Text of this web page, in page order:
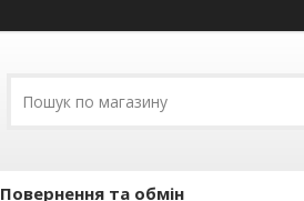
Повернення та обмін